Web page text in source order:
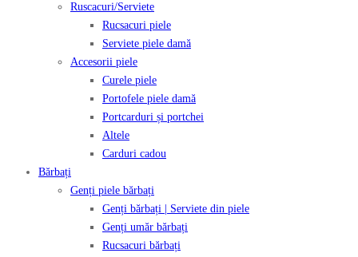
Ruscacuri/Serviete
Rucsacuri piele
Serviete piele damă
Accesorii piele
Curele piele
Portofele piele damă
Portcarduri și portchei
Altele
Carduri cadou
Bărbați
Genți piele bărbați
Genți bărbați | Serviete din piele
Genți umăr bărbați
Rucsacuri bărbați